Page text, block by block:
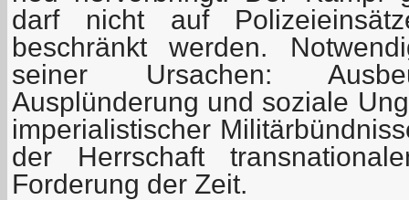
darf nicht auf
beschränkt werden.
seiner Ursachen:
Ausplünderung und soziale
imperialistischer
der Herrschaft
Forderung der Zeit.